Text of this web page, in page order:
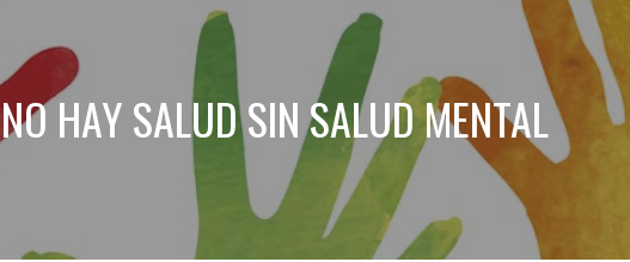
NO HAY SALUD SIN SALUD MENTAL